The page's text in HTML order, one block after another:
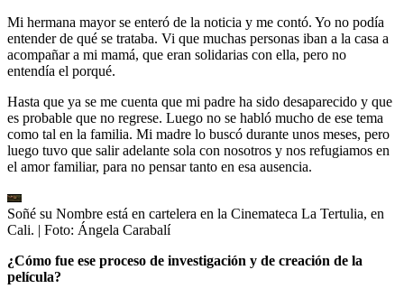
Mi hermana mayor se enteró de la noticia y me contó. Yo no podía
entender de qué se trataba. Vi que muchas personas iban a la casa a
acompañar a mi mamá, que eran solidarias con ella, pero no
entendía el porqué.
Hasta que ya se me cuenta que mi padre ha sido desaparecido y que
es probable que no regrese. Luego no se habló mucho de ese tema
como tal en la familia. Mi madre lo buscó durante unos meses, pero
luego tuvo que salir adelante sola con nosotros y nos refugiamos en
el amor familiar, para no pensar tanto en esa ausencia.
Soñé su Nombre está en cartelera en la Cinemateca La Tertulia, en
Cali. | Foto: Ángela Carabalí
¿Cómo fue ese proceso de investigación y de creación de la
película?